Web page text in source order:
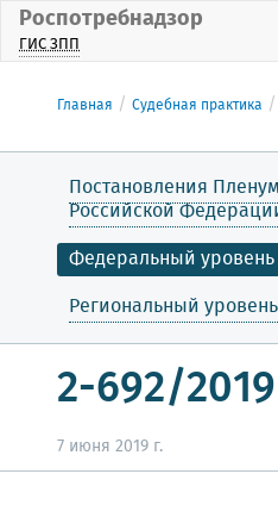
Роспотребнадзор
ГИС ЗПП
Главная Судебная практика
Постановления
Российской
Федеральный уровень
Региональный уровень
2-692/2019
7 июня 2019 г.